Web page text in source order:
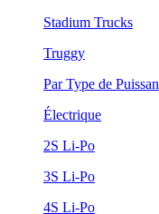
Stadium Trucks
Truggy
Par Type de
Électrique
2S Li-Po
3S Li-Po
4S Li-Po